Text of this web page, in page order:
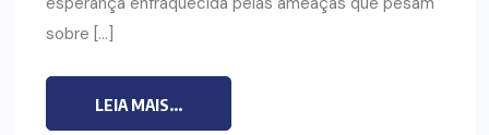
sobre […]
LEIA MAIS...